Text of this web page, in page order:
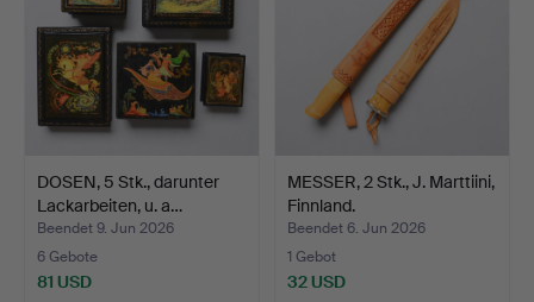
DOSEN, 5 Stk., darunter
Lackarbeiten, u. a…
Beendet 9. Jun 2026
6 Gebote
81 USD
MESSER, 2 Stk., J. Marttiini,
Finnland.
Beendet 6. Jun 2026
1 Gebot
32 USD